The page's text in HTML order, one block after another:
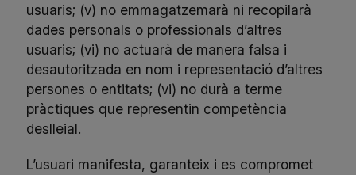
usuaris; (v) no emmagatzemarà ni recopilarà
dades personals o professionals d’altres
usuaris; (vi) no actuarà de manera falsa i
desautoritzada en nom i representació d’altres
persones o entitats; (vi) no durà a terme
pràctiques que representin competència
deslleial.
L’usuari manifesta, garanteix i es compromet